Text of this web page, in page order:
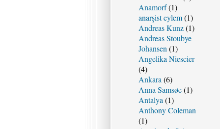
Anamorf(1)
anarşist eylem(1)
Andreas Kunz(1)
Andreas Stoubye
Johansen (1)
Angelika Niescier
(4)
Ankara (6)
Anna Samsøe(1)
Antalya (1)
Anthony Coleman
(1)